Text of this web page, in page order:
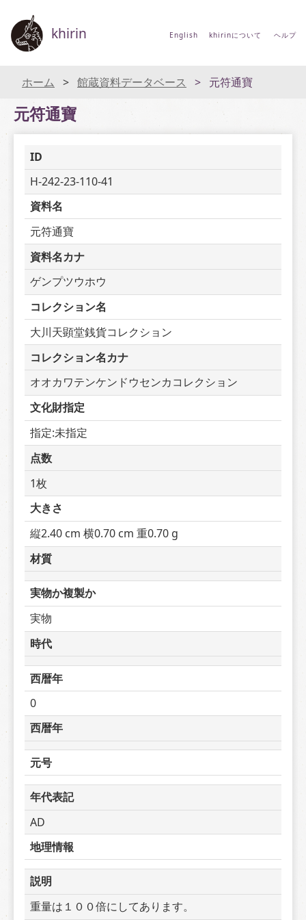
khirin English khirinについて ヘルプ
ホーム 館蔵資料データベース 元符通寶
元符通寶
ID
H-242-23-110-41
資料名
元符通寶
資料名カナ
ゲンプツウホウ
コレクション名
大川天顕堂銭貨コレクション
コレクション名カナ
オオカワテンケンドウセンカコレクション
文化財指定
指定:未指定
点数
1枚
大きさ
縦2.40 cm 横0.70 cm 重0.70 g
材質
実物か複製か
実物
時代
西暦年
0
西暦年
元号
年代表記
AD
地理情報
説明
重量は１００倍にしてあります。